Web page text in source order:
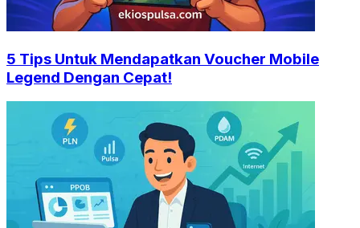
5 Tips Untuk Mendapatkan Voucher Mobile
Legend Dengan Cepat!